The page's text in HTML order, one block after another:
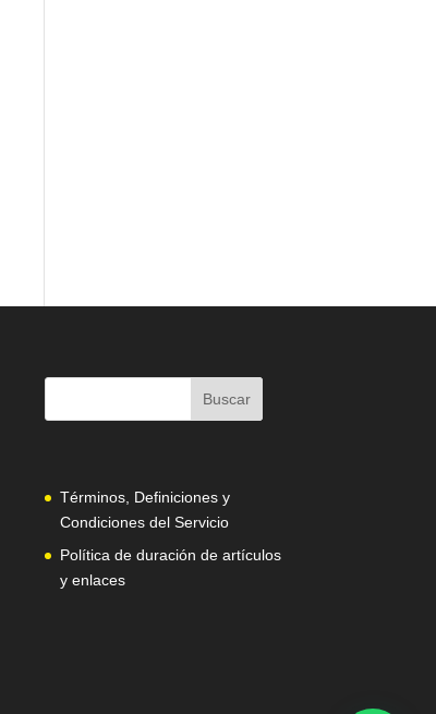
Términos, Definiciones y
Condiciones del Servicio
Política de duración de artículos
y enlaces